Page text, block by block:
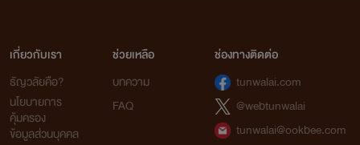
เก๋อเก๋อ แห่งหอหมื่นอักษร
เกี่ยวกับเรา
ธัญวลัยคือ?
นโยบายการ
คุ้มครอง
ข้อมูลส่วนบุคคล
ช่วยเหลือ
บทความ
FAQ
ช่องทางติดต่อ
tunwalai.com
@webtunwalai
tunwalai@ookbee.com